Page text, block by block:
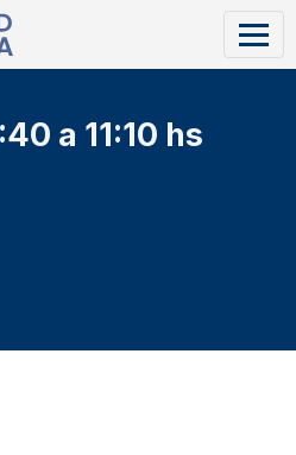
a 11:10 hs